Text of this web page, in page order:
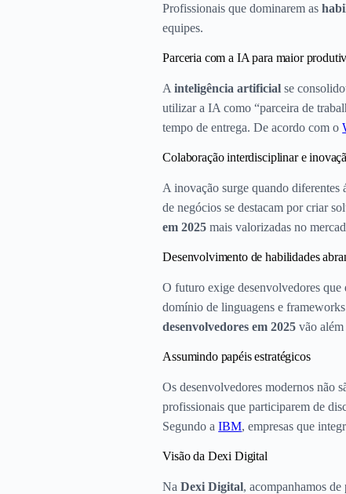
Profissionais que dominarem as
equipes.
Parceria com a IA para maior
Ainteligência artificial se
utilizar a IA como “parceira de
tempo de entrega. De acordo com o
Colaboração interdisciplinar e
A inovação surge quando diferentes
de negócios se destacam por criar
em 2025 mais valorizadas no
Desenvolvimento de habilidades
O futuro exige desenvolvedores que
domínio de linguagens e
desenvolvedores em 2025 vão
Assumindo papéis estratégicos
Os desenvolvedores modernos não
profissionais que participarem de
Segundo aIBM, empresas que
Visão da Dexi Digital
NaDexi Digital, acompanhamos